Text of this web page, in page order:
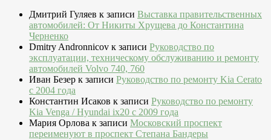
Дмитрий Гуляев к записи Выставка правительственных
автомобилей: От Никиты Хрущева до Константина
Черненко
Dmitry Andronnicov к записи Руководство по
эксплуатации, техническому обслуживанию и ремонту
автомобилей Volvo 740, 760
Иван Безер к записи Руководство по ремонту Kia Cerato
c 2004 года
Константин Исаков к записи Руководство по ремонту
Kia Venga / Hyundai ix20 c 2009 года
Мария Орлова к записи Московский проспект
переименуют в проспект Степана Бандеры